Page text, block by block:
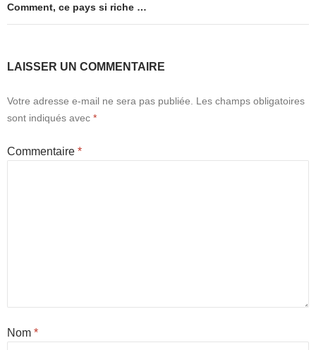
Comment, ce pays si riche …
LAISSER UN COMMENTAIRE
Votre adresse e-mail ne sera pas publiée.
Les champs obligatoires
sont indiqués avec *
Commentaire *
Nom *